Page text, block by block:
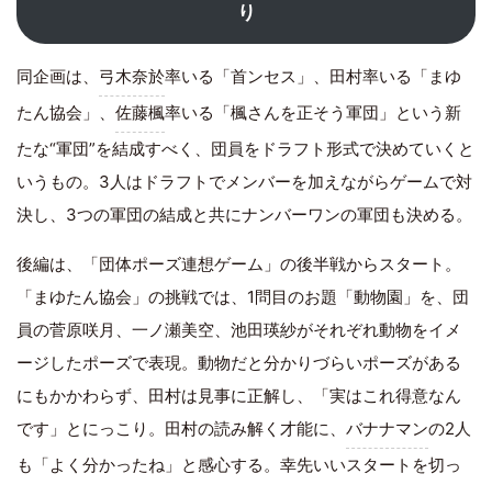
り
同企画は、 弓木奈於率いる「首ンセス」、田村率いる「まゆ
たん協会」、 佐藤楓率いる「楓さんを正そう軍団」という新
たな“軍団”を結成すべく、団員をドラフト形式で決めていくと
いうもの。3人はドラフトでメンバーを加えながらゲームで対
決し、3つの軍団の結成と共にナンバーワンの軍団も決める。
後編は、「団体ポーズ連想ゲーム」の後半戦からスタート。
「まゆたん協会」の挑戦では、1問目のお題「動物園」を、団
員の菅原咲月、一ノ瀬美空、池田瑛紗がそれぞれ動物をイメ
ージしたポーズで表現。動物だと分かりづらいポーズがある
にもかかわらず、田村は見事に正解し、「実はこれ得意なん
です」とにっこり。田村の読み解く才能に、 バナナマンの2人
も「よく分かったね」と感心する。幸先いいスタートを切っ